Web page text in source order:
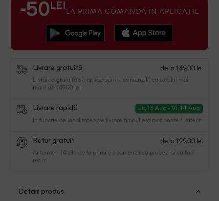
-50 LEI LA PRIMA COMANDĂ ÎN APLICAȚIE
Livrare gratuită de la 149.00 lei
Livrarea gratuită se aplica pentru comenzile cu totalul mai
mare de 149.00 lei
Livrare rapidă Jo, 13 Aug - Vi, 14 Aug
In functie de localitatea de livrare timpul estimat poate fi diferit.
Retur gratuit de la 199.00 lei
Ai termen 14 zile de la primirea comenzii sa probezi si sa faci
retur.
Detalii produs